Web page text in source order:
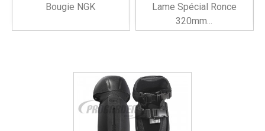
Bougie NGK
Lame Spécial Ronce
320mm...